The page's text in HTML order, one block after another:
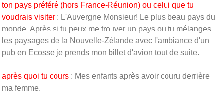
ton pays préféré (hors France-Réunion) ou celui que tu
voudrais visiter : L'Auvergne Monsieur! Le plus beau pays du
monde. Après si tu peux me trouver un pays ou tu mélanges
les paysages de la Nouvelle-Zélande avec l'ambiance d'un
pub en Ecosse je prends mon billet d'avion tout de suite.
après quoi tu cours : Mes enfants après avoir couru derrière
ma femme.